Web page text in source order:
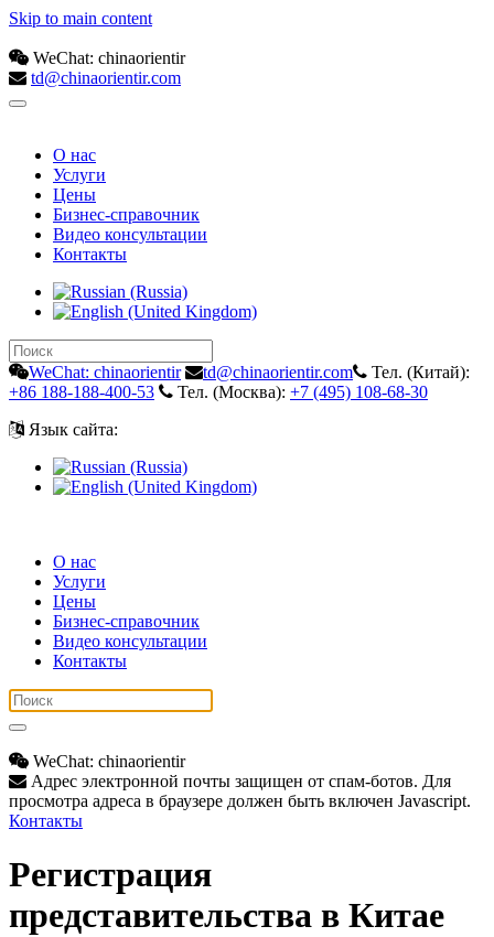
Skip to main content
WeChat: chinaorientir
td@chinaorientir.com
О нас
Услуги
Цены
Бизнес-справочник
Видео консультации
Контакты
WeChat: chinaorientir td@chinaorientir.com
Тел. (Китай):
+86 188-188-400-53
Тел. (Москва): +7 (495) 108-68-30
Язык сайта:
О нас
Услуги
Цены
Бизнес-справочник
Видео консультации
Контакты
WeChat: chinaorientir
Адрес электронной почты защищен от спам-ботов. Для
просмотра адреса в браузере должен быть включен Javascript.
Контакты
Регистрация
представительства в Китае